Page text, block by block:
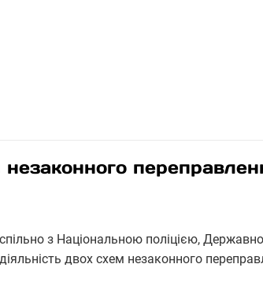
з Національною поліцією,
двох схем незаконного